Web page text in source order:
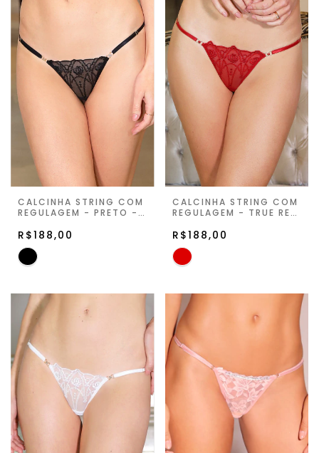
CALCINHA STRING COM
REGULAGEM - PRETO -
R$188,00
CALCINHA STRING COM
REGULAGEM - TRUE RED
R$188,00